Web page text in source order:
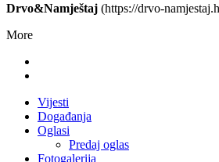
Drvo&Namještaj (https://drvo-
More
Vijesti
Događanja
Oglasi
Predaj oglas
Fotogalerija